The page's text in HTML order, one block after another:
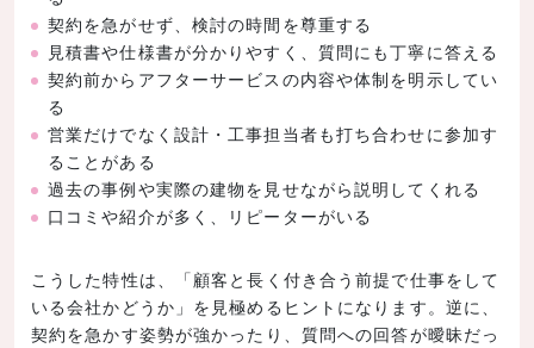
契約を急がせず、検討の時間を尊重する
見積書や仕様書が分かりやすく、質問にも丁寧に答える
契約前からアフターサービスの内容や体制を明示してい
る
営業だけでなく設計・工事担当者も打ち合わせに参加す
ることがある
過去の事例や実際の建物を見せながら説明してくれる
口コミや紹介が多く、リピーターがいる
こうした特性は、「顧客と長く付き合う前提で仕事をして
いる会社かどうか」を見極めるヒントになります。逆に、
契約を急かす姿勢が強かったり、質問への回答が曖昧だっ